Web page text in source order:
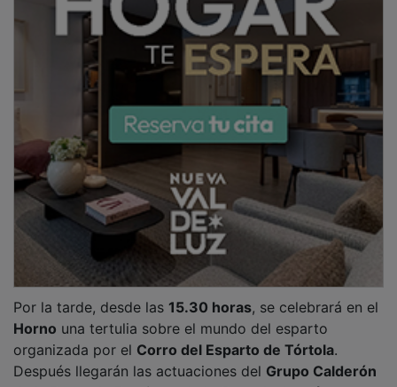
de la Barca de Barajas y de laCasa de Aragón en
Tres Cantos.
PUBLICIDAD